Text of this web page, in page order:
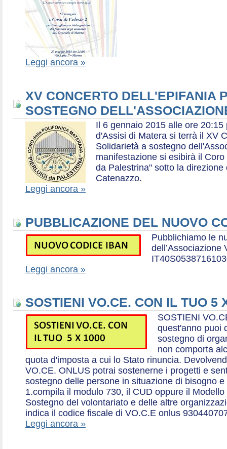
Leggi ancora »
XV CONCERTO DELL'EPIFANIA
SOSTEGNO
Il 6 gennaio 2015 alle ore
d'Assisi di Matera si terrà il XV
Solidarietà a sostegno
manifestazione si esibirà il
da Palestrina" sotto la
Catenazzo.
Leggi ancora »
PUBBLICAZIONE DEL NUOVO
Pubblichiamo le
dell’Associazione
Leggi ancora »
SOSTIENI VO.CE. CON IL TUO 5
SOSTIENI
quest'anno puoi
sostegno di
non comporta
quota d'imposta a cui lo Stato rinuncia.
VO.CE. ONLUS potrai sostenerne i progetti e
sostegno delle persone in situazione di bisogno
1.compila il modulo 730, il CUD oppure il
Sostegno del volontariato e delle altre
indica il codice fiscale di VO.C.E onlus
Leggi ancora »